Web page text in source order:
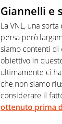
Giannelli e
La VNL, una
persa però
siamo contenti di
obiettivo in
ultimamente ci
che non siamo
considerare il
ottenuto prima